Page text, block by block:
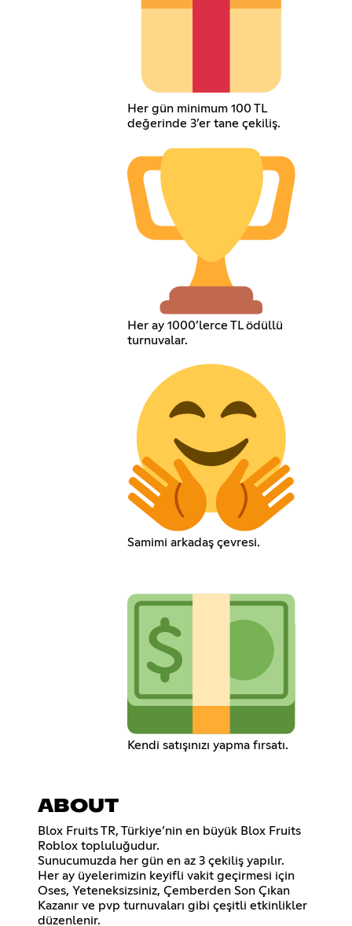
Her gün minimum 100 TL
değerinde 3’er tane çekiliş.
Her ay 1000’lerce TL ödüllü
turnuvalar.
Samimi arkadaş çevresi.
Kendi satışınızı yapma fırsatı.
ABOUT
Blox Fruits TR, Türkiye’nin en büyük Blox Fruits
Roblox topluluğudur.
Sunucumuzda her gün en az 3 çekiliş yapılır.
Her ay üyelerimizin keyifli vakit geçirmesi için
Oses, Yeteneksizsiniz, Çemberden Son Çıkan
Kazanır ve pvp turnuvaları gibi çeşitli etkinlikler
düzenlenir.